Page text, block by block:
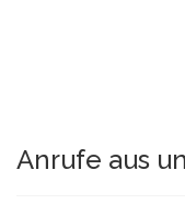
Anrufe aus